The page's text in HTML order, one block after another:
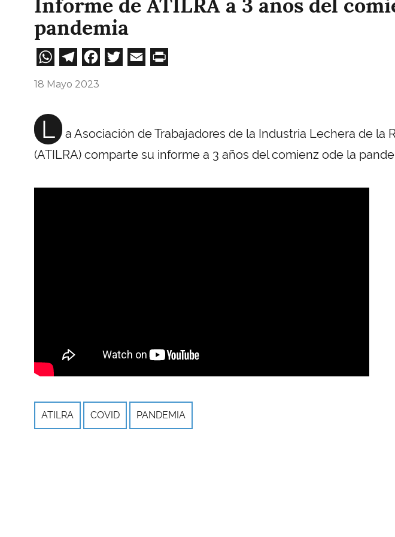
Informe de ATILRA a 3 años del
pandemia
WhatsApp
Telegram
Facebook
Twitter
Email
18 Mayo 2023
L
a Asociación de Trabajadores de la Industria Lechera de la
(ATILRA) comparte su informe a 3 años del comienz ode la
ATILRA COVID PANDEMIA